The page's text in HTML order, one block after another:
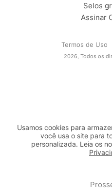
Selos
Assinar
Termos de Uso
2026, Todos os
Usamos cookies para
você usa o site para
personalizada. Leia os